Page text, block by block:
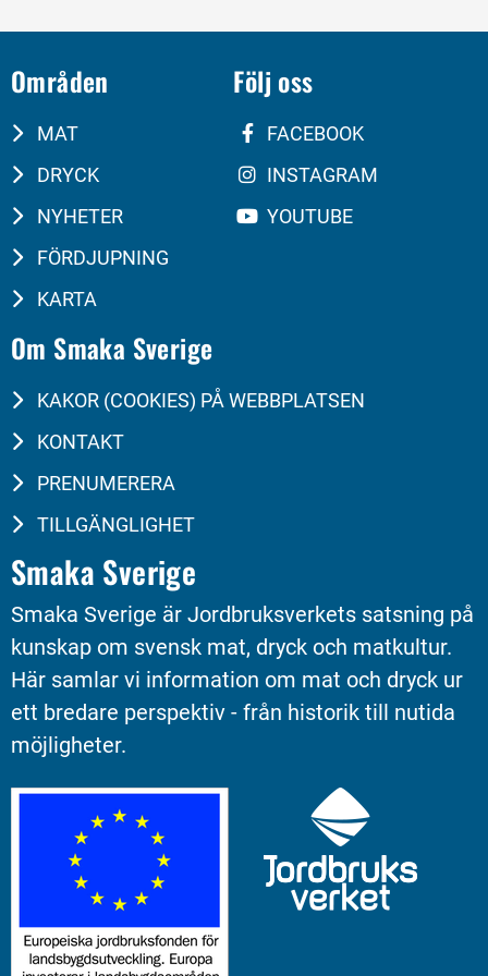
Områden
MAT
DRYCK
NYHETER
FÖRDJUPNING
KARTA
Följ oss
FACEBOOK
INSTAGRAM
YOUTUBE
Om Smaka Sverige
KAKOR (COOKIES) PÅ WEBBPLATSEN
KONTAKT
PRENUMERERA
TILLGÄNGLIGHET
Smaka Sverige
Smaka Sverige är Jordbruksverkets satsning på
kunskap om svensk mat, dryck och matkultur.
Här samlar vi information om mat och dryck ur
ett bredare perspektiv - från historik till nutida
möjligheter.